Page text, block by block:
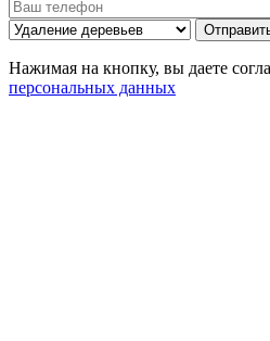
Нажимая на кнопку, вы даете
персональных данных